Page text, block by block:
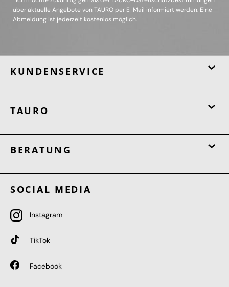
über aktuelle Angebote von TAURO per E-Mail informiert werden. Eine
Abmeldung ist jederzeit kostenlos möglich.
KUNDENSERVICE
TAURO
BERATUNG
SOCIAL MEDIA
Instagram
TikTok
Facebook